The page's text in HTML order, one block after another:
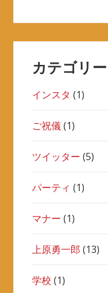
カテゴリー
インスタ (1)
ご祝儀(1)
ツイッター (5)
パーティ (1)
マナー (1)
上原勇一郎 (13)
学校 (1)